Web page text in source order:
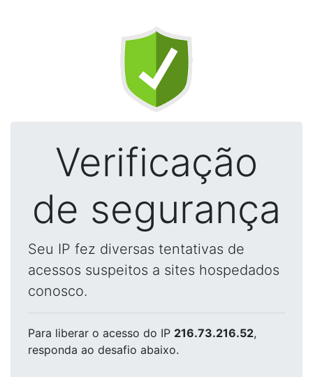
Verificação
de segurança
Seu IP fez diversas tentativas de
acessos suspeitos a sites hospedados
conosco.
Para liberar o acesso do IP 216.73.216.52,
responda ao desafio abaixo.